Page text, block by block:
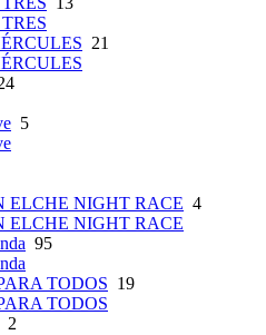
21
5
ELCHE NIGHT RACE 4
ELCHE NIGHT RACE
95
TODOS 19
TODOS
2